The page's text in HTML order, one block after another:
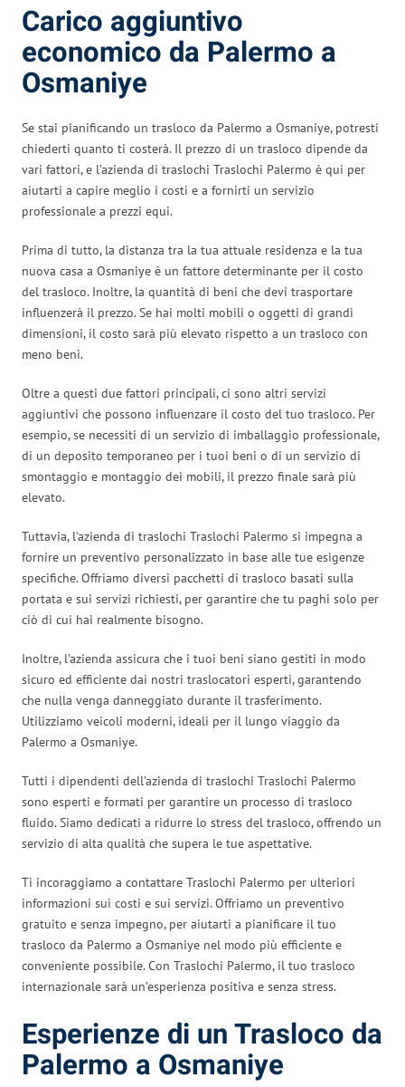
Carico aggiuntivo
economico da Palermo a
Osmaniye
Se stai pianificando un trasloco da Palermo a Osmaniye, potresti
chiederti quanto ti costerà. Il prezzo di un trasloco dipende da
vari fattori, e l’azienda di traslochi Traslochi Palermo è qui per
aiutarti a capire meglio i costi e a fornirti un servizio
professionale a prezzi equi.
Prima di tutto, la distanza tra la tua attuale residenza e la tua
nuova casa a Osmaniye è un fattore determinante per il costo
del trasloco. Inoltre, la quantità di beni che devi trasportare
influenzerà il prezzo. Se hai molti mobili o oggetti di grandi
dimensioni, il costo sarà più elevato rispetto a un trasloco con
meno beni.
Oltre a questi due fattori principali, ci sono altri servizi
aggiuntivi che possono influenzare il costo del tuo trasloco. Per
esempio, se necessiti di un servizio di imballaggio professionale,
di un deposito temporaneo per i tuoi beni o di un servizio di
smontaggio e montaggio dei mobili, il prezzo finale sarà più
elevato.
Tuttavia, l’azienda di traslochi Traslochi Palermo si impegna a
fornire un preventivo personalizzato in base alle tue esigenze
specifiche. Offriamo diversi pacchetti di trasloco basati sulla
portata e sui servizi richiesti, per garantire che tu paghi solo per
ciò di cui hai realmente bisogno.
Inoltre, l’azienda assicura che i tuoi beni siano gestiti in modo
sicuro ed efficiente dai nostri traslocatori esperti, garantendo
che nulla venga danneggiato durante il trasferimento.
Utilizziamo veicoli moderni, ideali per il lungo viaggio da
Palermo a Osmaniye.
Tutti i dipendenti dell’azienda di traslochi Traslochi Palermo
sono esperti e formati per garantire un processo di trasloco
fluido. Siamo dedicati a ridurre lo stress del trasloco, offrendo un
servizio di alta qualità che supera le tue aspettative.
Ti incoraggiamo a contattare Traslochi Palermo per ulteriori
informazioni sui costi e sui servizi. Offriamo un preventivo
gratuito e senza impegno, per aiutarti a pianificare il tuo
trasloco da Palermo a Osmaniye nel modo più efficiente e
conveniente possibile. Con Traslochi Palermo, il tuo trasloco
internazionale sarà un’esperienza positiva e senza stress.
Esperienze di un Trasloco da
Palermo a Osmaniye